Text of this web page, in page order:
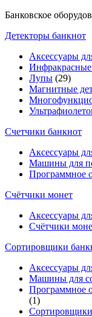
Банковское
Детекторы банкнот
Аксессуары
Инфракрасные
Лупы (29)
Магнитные
Счетчики банкнот
Аксессуары
Машины для
Программное
Счётчики монет
Аксессуары
Счётчики
Cортировщики
Аксессуары
Машины для
Программное
(1)